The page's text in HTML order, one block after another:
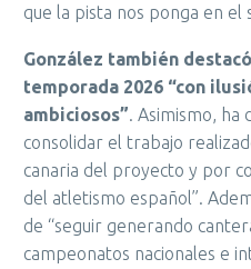
que la pista nos ponga en el
González también
temporada 2026 “con
ambiciosos”. Asimismo, ha
consolidar el trabajo
canaria del proyecto y por
del atletismo español”.
de “seguir generando
campeonatos nacionales e